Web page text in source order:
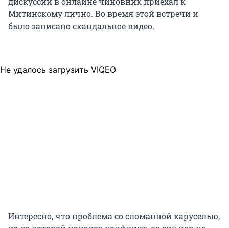
Митинскому лично. Во время этой встречи и
было записано скандальное видео.
Не удалось загрузить VIQEO
Интересно, что проблема со сломанной каруселью,